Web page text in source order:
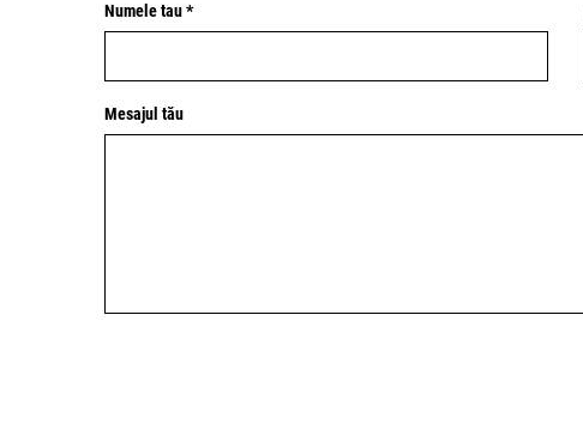
Numele tau *
Mesajul tău